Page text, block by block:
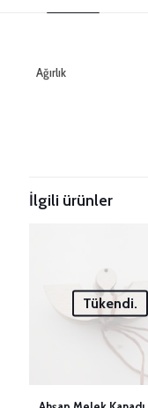
Ağırlık
yorum yapan
E-posta adresiniz
Derecelendirmeniz
2/5
yıldız
İlgili ürünler
Tükendi.